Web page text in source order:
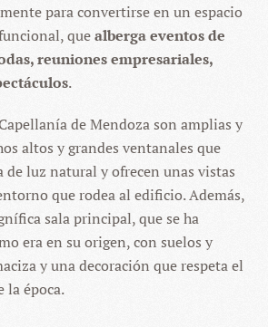
para convertirse en un espacio
quealberga eventos de
reuniones empresariales,
.
de Mendoza son amplias y
altos y grandes ventanales que
luz natural y ofrecen unas vistas
que rodea al edificio. Además,
sala principal, que se ha
era en su origen, con suelos y
y una decoración que respeta el
la época.